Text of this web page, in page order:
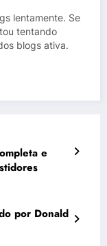
lentamente. Se
tentando
blogs ativa.
e
por Donald